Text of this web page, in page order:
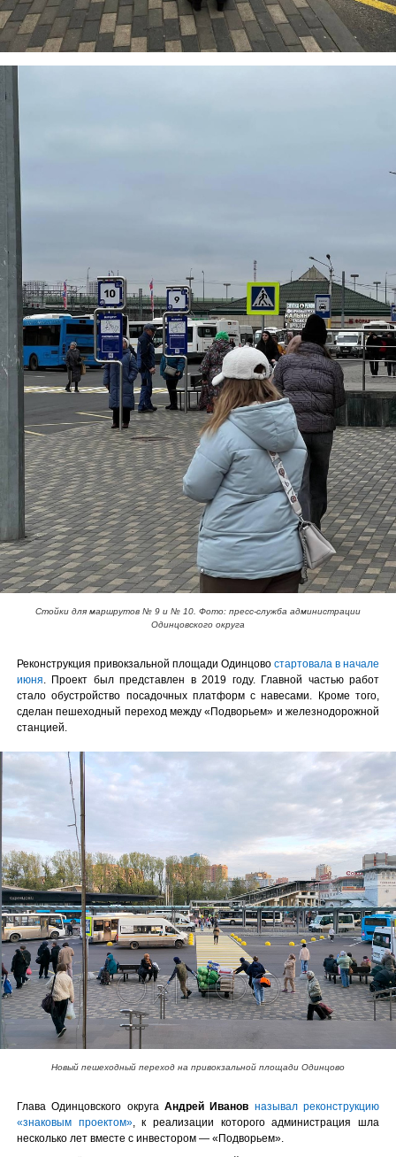
Стойки для маршрутов № 9 и № 10. Фото: пресс-служба администрации
Одинцовского округа
Реконструкция привокзальной площади Одинцово стартовала в начале
июня. Проект был представлен в 2019 году. Главной частью работ
стало обустройство посадочных платформ с навесами. Кроме того,
сделан пешеходный переход между «Подворьем» и железнодорожной
станцией.
Новый пешеходный переход на привокзальной площади Одинцово
Глава Одинцовского округа Андрей Иванов называл реконструкцию
«знаковым проектом», к реализации которого администрация шла
несколько лет вместе с инвестором — «Подворьем».